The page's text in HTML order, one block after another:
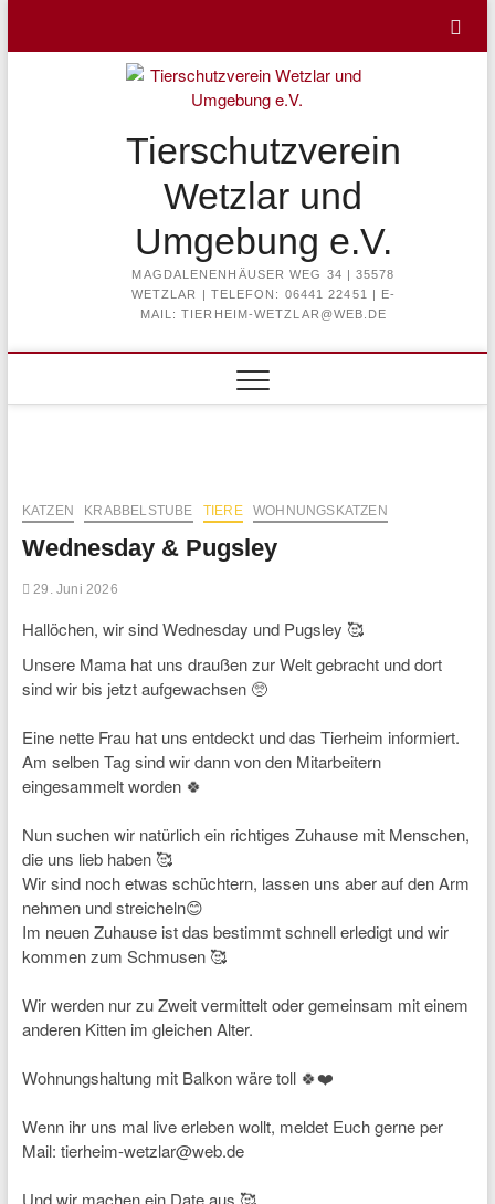
content
Tierschutzverein
Wetzlar und
Umgebung e.V.
MAGDALENENHÄUSER WEG 34 | 35578
WETZLAR | TELEFON: 06441 22451 | E-
MAIL: TIERHEIM-WETZLAR@WEB.DE
KATZEN KRABBELSTUBE TIERE WOHNUNGSKATZEN
Wednesday & Pugsley
29. Juni 2026
Hallöchen, wir sind Wednesday und Pugsley 🥰
Unsere Mama hat uns draußen zur Welt gebracht und dort
sind wir bis jetzt aufgewachsen 🥺
Eine nette Frau hat uns entdeckt und das Tierheim informiert.
Am selben Tag sind wir dann von den Mitarbeitern
eingesammelt worden 🍀
Nun suchen wir natürlich ein richtiges Zuhause mit Menschen,
die uns lieb haben 🥰
Wir sind noch etwas schüchtern, lassen uns aber auf den Arm
nehmen und streicheln😊
Im neuen Zuhause ist das bestimmt schnell erledigt und wir
kommen zum Schmusen 🥰
Wir werden nur zu Zweit vermittelt oder gemeinsam mit einem
anderen Kitten im gleichen Alter.
Wohnungshaltung mit Balkon wäre toll 🍀❤️
Wenn ihr uns mal live erleben wollt, meldet Euch gerne per
Mail: tierheim-wetzlar@web.de
Und wir machen ein Date aus 🥰